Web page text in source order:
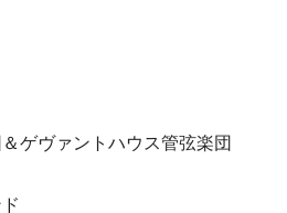
ゲヴァントハウス管弦楽団